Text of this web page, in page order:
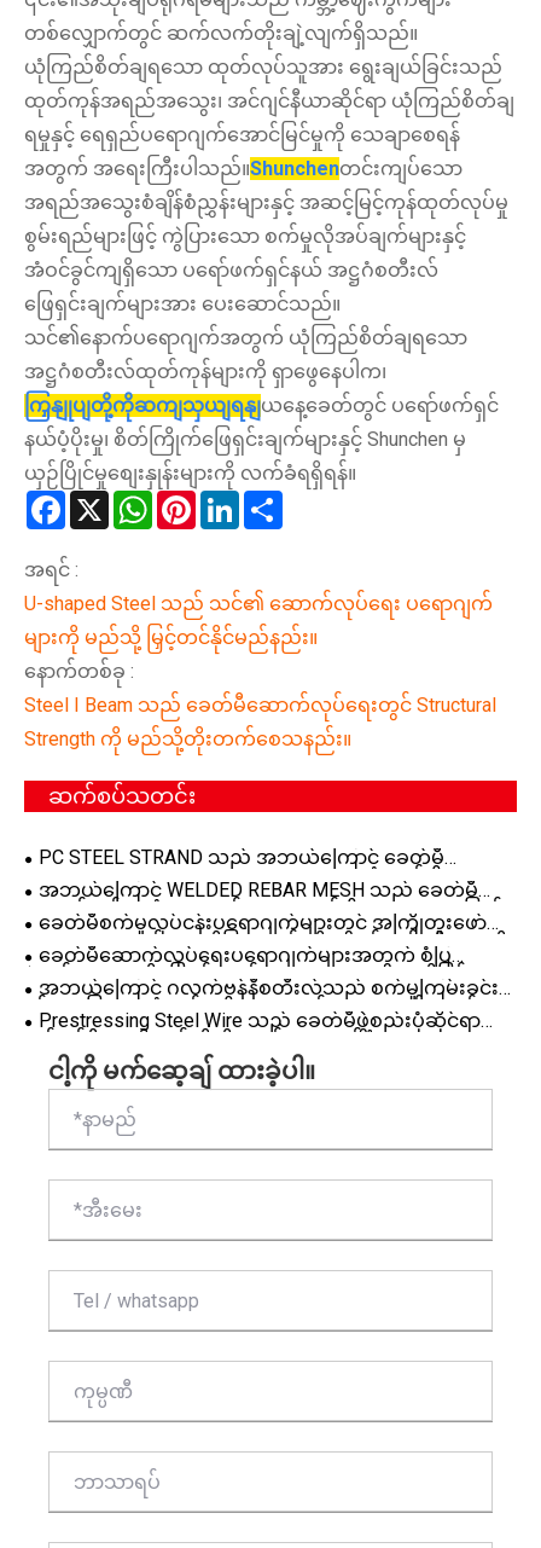
တစ်လျှောက်တွင် ဆက်လက်တိုးချဲ့လျက်ရှိသည်။
ယုံကြည်စိတ်ချရသော ထုတ်လုပ်သူအား ရွေးချယ်ခြင်းသည်
ထုတ်ကုန်အရည်အသွေး၊ အင်ဂျင်နီယာဆိုင်ရာ ယုံကြည်စိတ်ချ
ရမှုနှင့် ရေရှည်ပရောဂျက်အောင်မြင်မှုကို သေချာစေရန်
အတွက် အရေးကြီးပါသည်။Shunchenတင်းကျပ်သော
အရည်အသွေးစံချိန်စံညွှန်းများနှင့် အဆင့်မြင့်ကုန်ထုတ်လုပ်မှု
စွမ်းရည်များဖြင့် ကွဲပြားသော စက်မှုလိုအပ်ချက်များနှင့်
အံဝင်ခွင်ကျရှိသော ပရော်ဖက်ရှင်နယ် အဋ္ဌဂံစတီးလ်
ဖြေရှင်းချက်များအား ပေးဆောင်သည်။
သင်၏နောက်ပရောဂျက်အတွက် ယုံကြည်စိတ်ချရသော
အဋ္ဌဂံစတီးလ်ထုတ်ကုန်များကို ရှာဖွေနေပါက၊
ကြှနျုပျတို့ကိုဆကျသှယျရနျယနေ့ခေတ်တွင် ပရော်ဖက်ရှင်
နယ်ပံ့ပိုးမှု၊ စိတ်ကြိုက်ဖြေရှင်းချက်များနှင့် Shunchen မှ
ယှဉ်ပြိုင်မှုစျေးနှုန်းများကို လက်ခံရရှိရန်။
Facebook
X WhatsAppPinterestLinkedIn
အရင် :
U-shaped Steel သည် သင်၏ ဆောက်လုပ်ရေး ပရောဂျက်
များကို မည်သို့ မြှင့်တင်နိုင်မည်နည်း။
နောက်တစ်ခု :
Steel I Beam သည် ခေတ်မီဆောက်လုပ်ရေးတွင် Structural
Strength ကို မည်သို့တိုးတက်စေသနည်း။
ဆက်စပ်သတင်း
PC STEEL STRAND သည် အဘယ်ကြောင့် ခေတ်မီ
Prestressed Concrete Applications များအတွက် ဦးစားပေး
ရွေးချယ်မှုဖြစ်လာသနည်း။
အဘယ်ကြောင့် WELDED REBAR MESH သည် ခေတ်မီ
ဆောက်လုပ်ရေးပရောဂျက်များအတွက် ဦးစားပေးအားဖြည့်
ဖြေရှင်းချက်ဖြစ်လာသနည်း
ခေတ်မီစက်မှုလုပ်ငန်းပရောဂျက်များတွင် အကြိုတူးဖော်
ထားသော ကာဗွန်သံမဏိပြားသည် ထိရောက်မှုနှင့် တိကျမှုကို
မည်သို့တိုးတက်စေနိုင်မည်နည်း။
ခေတ်မီဆောက်လုပ်ရေးပရောဂျက်များအတွက် စံပြ
ဖွဲ့စည်းပုံ သံမဏိဖြေရှင်းချက် Universal Column ကိုဖြစ်
စေသောအရာ
အဘယ်ကြောင့် ဂလက်ဗန်နီစတီးလ်သည် စက်မှုကြမ်းခင်း
နှင့် အခြေခံအဆောက်အဦ ပရောဂျက်များအတွက် စမတ်
အကျဆုံးရွေးချယ်မှုဖြစ်သနည်း။
Prestressing Steel Wire သည် ခေတ်မီဖွဲ့စည်းပုံဆိုင်ရာ
ငါ့ကို မက်ဆေ့ချ် ထားခဲ့ပါ။